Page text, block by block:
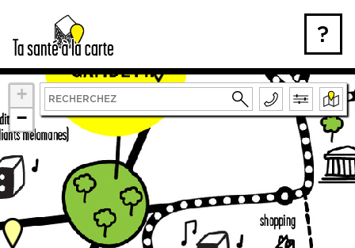
content
?
+
−